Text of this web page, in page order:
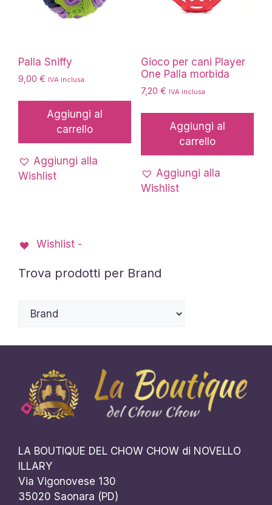
Palla Sniffy
9,00 € IVA inclusa
Aggiungi al
carrello
Aggiungi alla
Wishlist
Gioco per cani Player
One Palla morbida
7,20 € IVA inclusa
Aggiungi al
carrello
Aggiungi alla
Wishlist
Wishlist -
Trova prodotti per Brand
LA BOUTIQUE DEL CHOW CHOW di NOVELLO
ILLARY
Via Vigonovese 130
35020 Saonara (PD)